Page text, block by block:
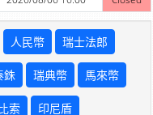
人民幣 瑞士法郎
銖 瑞典幣 馬來幣
索 印尼盾